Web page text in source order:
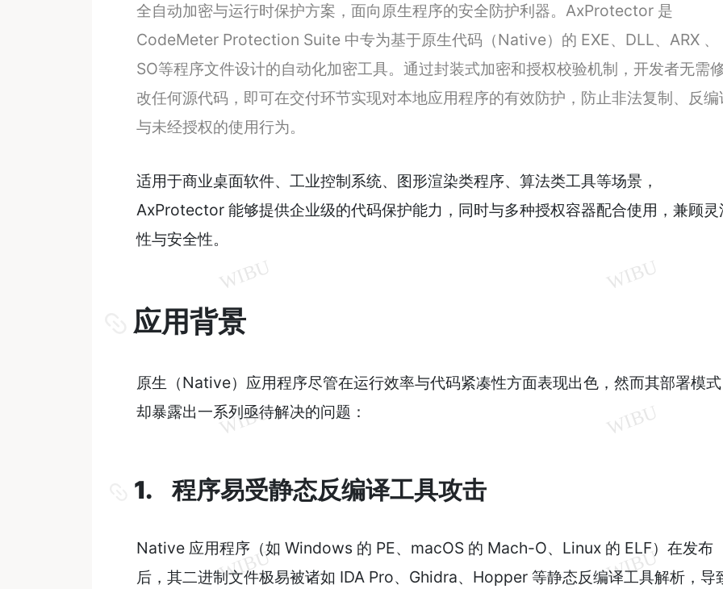
全自动加密与运行时保护方案，面向原生程序的安全防护利器。AxProtector 是
CodeMeter Protection Suite 中专为基于原生代码（Native）的 EXE、DLL、ARX 、
SO等程序文件设计的自动化加密工具。通过封装式加密和授权校验机制，开发者无需
改任何源代码，即可在交付环节实现对本地应用程序的有效防护，防止非法复制、反编
与未经授权的使用行为。
适用于商业桌面软件、工业控制系统、图形渲染类程序、算法类工具等场景，
AxProtector 能够提供企业级的代码保护能力，同时与多种授权容器配合使用，兼顾灵
性与安全性。
应用背景
原生（Native）应用程序尽管在运行效率与代码紧凑性方面表现出色，然而其部署模式
却暴露出一系列亟待解决的问题：
1. 程序易受静态反编译工具攻击
Native 应用程序（如 Windows 的 PE、macOS 的 Mach-O、Linux 的 ELF）在发布
后，其二进制文件极易被诸如 IDA Pro、Ghidra、Hopper 等静态反编译工具解析，导